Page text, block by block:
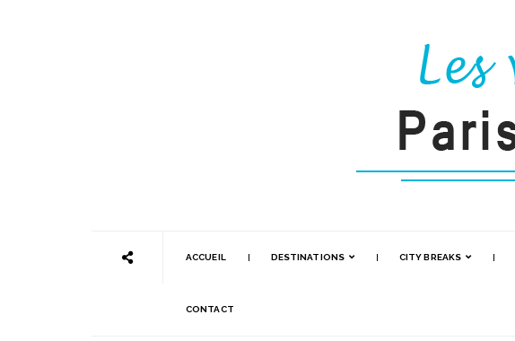
ACCUEIL DESTINATIONS CITY BREAKS
CONTACT